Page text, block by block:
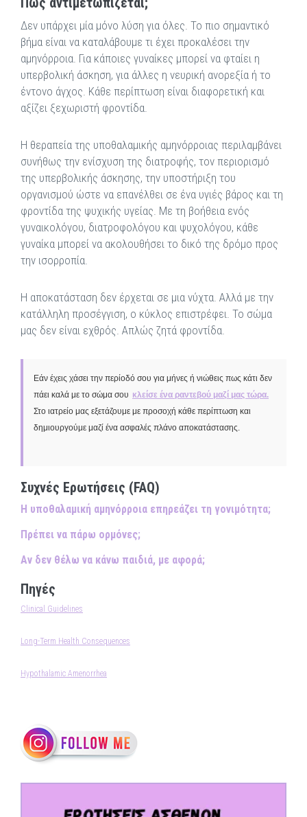
Δεν υπάρχει μία μόνο λύση για όλες. Το πιο σημαντικό
βήμα είναι να καταλάβουμε τι έχει προκαλέσει την
αμηνόρροια. Για κάποιες γυναίκες μπορεί να φταίει η
υπερβολική άσκηση, για άλλες η νευρική ανορεξία ή το
έντονο άγχος. Κάθε περίπτωση είναι διαφορετική και
αξίζει ξεχωριστή φροντίδα.
Η θεραπεία της υποθαλαμικής αμηνόρροιας περιλαμβάνει
συνήθως την ενίσχυση της διατροφής, τον περιορισμό
της υπερβολικής άσκησης, την υποστήριξη του
οργανισμού ώστε να επανέλθει σε ένα υγιές βάρος και τη
φροντίδα της ψυχικής υγείας. Με τη βοήθεια ενός
γυναικολόγου, διατροφολόγου και ψυχολόγου, κάθε
γυναίκα μπορεί να ακολουθήσει το δικό της δρόμο προς
την ισορροπία.
Η αποκατάσταση δεν έρχεται σε μια νύχτα. Αλλά με την
κατάλληλη προσέγγιση, ο κύκλος επιστρέφει. Το σώμα
μας δεν είναι εχθρός. Απλώς ζητά φροντίδα.
Εάν έχεις χάσει την περίοδό σου για μήνες ή νιώθεις πως κάτι δεν
πάει καλά με το σώμα σου κλείσε ένα ραντεβού μαζί μας τώρα.
Στο ιατρείο μας εξετάζουμε με προσοχή κάθε περίπτωση και
δημιουργούμε μαζί ένα ασφαλές πλάνο αποκατάστασης.
Συχνές Ερωτήσεις (FAQ)
Η υποθαλαμική αμηνόρροια επηρεάζει τη γονιμότητα;
Πρέπει να πάρω ορμόνες;
Αν δεν θέλω να κάνω παιδιά, με αφορά;
Πηγές
Clinical Guidelines
Long-Term Health Consequences
Hypothalamic Amenorrhea